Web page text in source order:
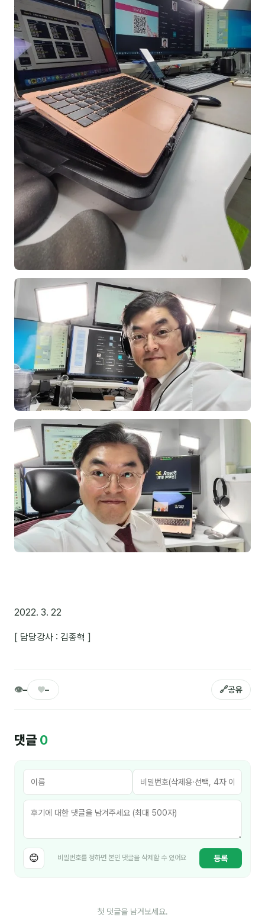
김종혁
구자룡
김경태
김소연
김의중
김종무
김지혜
김휘
노준영
Maria
박혜랑
안정미
오미영
윤석현
은종성
이상미
이미루
이옥겸
이인우
임아라
전승빈
정일영
진나하
최지혜
후기
담당자·교육생 피드백
온라인강의 수강 후기
AI입문
AI툴
2022. 3. 22
[ 담당강사 : 김종혁 ]
👁– ♥– 🔗공유
댓글 0
😊 비밀번호를 정하면 본인 댓글을 삭제할 수 있어요 등록
첫 댓글을 남겨보세요.